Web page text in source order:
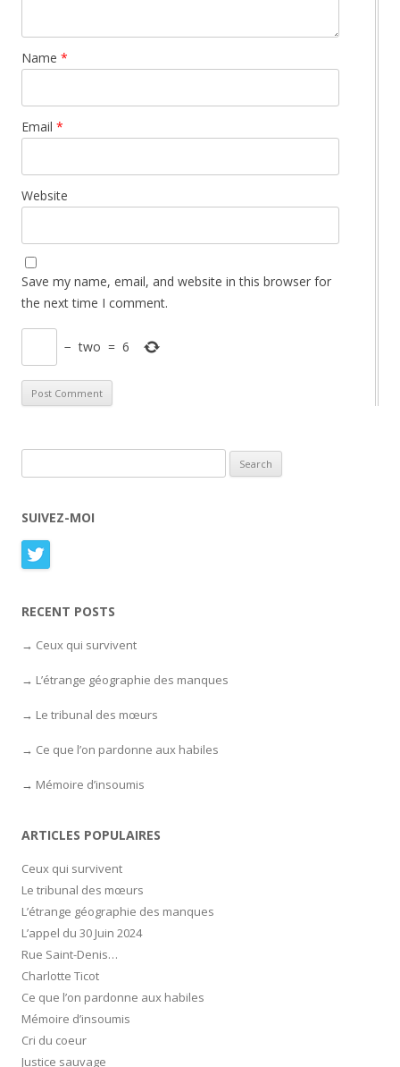
Name *
Email *
Website
Save my name, email, and website in this browser for
the next time I comment.
− two = 6
SUIVEZ-MOI
RECENT POSTS
Ceux qui survivent
L’étrange géographie des manques
Le tribunal des mœurs
Ce que l’on pardonne aux habiles
Mémoire d’insoumis
ARTICLES POPULAIRES
Ceux qui survivent
Le tribunal des mœurs
L’étrange géographie des manques
L’appel du 30 Juin 2024
Rue Saint-Denis…
Charlotte Ticot
Ce que l’on pardonne aux habiles
Mémoire d’insoumis
Cri du coeur
Justice sauvage